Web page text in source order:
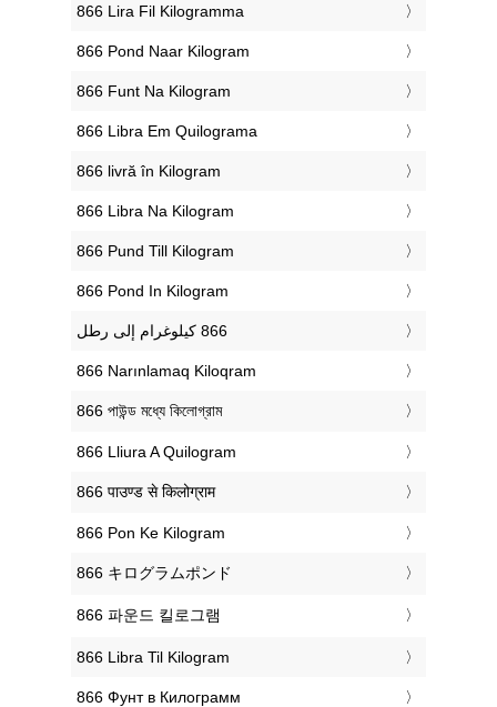
‎866 Lira Fil Kilogramma
‎866 Pond Naar Kilogram
‎866 Funt Na Kilogram
‎866 Libra Em Quilograma
‎866 livră în Kilogram
‎866 Libra Na Kilogram
‎866 Pund Till Kilogram
‎866 Pond In Kilogram
‎866 Narınlamaq Kiloqram
‎866 পাউন্ড মধ্যে কিলোগ্রাম
‎866 Lliura A Quilogram
‎866 पाउण्ड से किलोग्राम
‎866 Pon Ke Kilogram
‎866 キログラムポンド
‎866 파운드 킬로그램
‎866 Libra Til Kilogram
‎866 Фунт в Килограмм